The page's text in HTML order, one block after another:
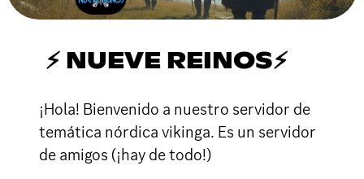
⚡ NUEVE REINOS⚡
¡Hola! Bienvenido a nuestro servidor de
temática nórdica vikinga. Es un servidor
de amigos (¡hay de todo!)